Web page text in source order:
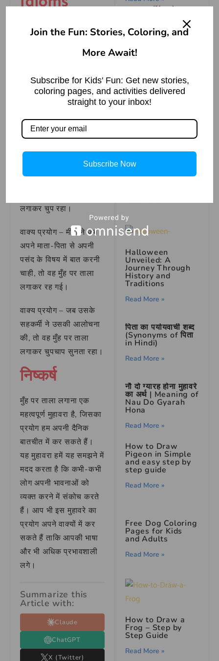
English
To lock one’s mouth
मुँह पर ताला
लगाना मुहावरे
का वाक्य
प्रयोग
वाक्य प्रयोग – जब उसे
अपने दोस्तों के सामने अपनी
लगाकर चुप रहा।
वाक्य प्रयोग – मीरा ने जब
अपने माता-पिता से अपनी
पसंद के विषय में बात करनी
चाही, तो वह मुँह पर ताला
लगाकर रह गई।
वाक्य प्रयोग – जब उसके
सहकर्मी ने उसकी आलोचना
की, तो वह मुँह पर ताला
लगाकर चुपचाप सुनता रहा।
निष्कर्ष
मुँह पर ताला लगाना एक
महत्वपूर्ण मुहावरा है, जिसका
प्रयोग हम अपनी दैनिक
बातचीत में कर सकते हैं।
यह मुहावरा हमें यह समझने में
मदद करता है कि कभी-कभी
लोग अपनी भावनाओं को
व्यक्त करने में संकोच करते
हैं। आप भी इस मुहावरे का
प्रयोग अपने वाक्यों में कर
सकते हैं ताकि आपकी भाषा
और भी अधिक प्रभावशाली
लगे।
Summarize this
Article with:
Claude
ChatGPT
X (Twitter)
झूठ का पुलिंदा होना
Meaning of the
Idiom ‘A Bundle of
Read More »
उग्रसेन को राज्य वापसी
– कृष्ण की न्याय गाथा
Read More »
The Possessed
Mirror: A Ghost
Halloween
Unveiled: A
Journey Through
History and
Traditions
Read More »
पिता का पर्यायवाची शब्द
(Synonyms of पिता
in Hindi)
Read More »
नौ दो ग्यारह होना मुहावरे
का अर्थ | Meaning of
Nau Do Gyarah
Hona
Read More »
How to Draw
Pigeon in Simple
and easy step by
step guide
Read More »
Free Dog Coloring
Pages for Kids
and Adults
Read More »
How to Draw a
Frog – Step by
Step Guide
Read More »
Join the Fun: Stories, Coloring, and
More Await!
Subscribe for Kids' Fun: Get new stories,
coloring pages, and activities delivered
straight to your inbox!
Subscribe Now